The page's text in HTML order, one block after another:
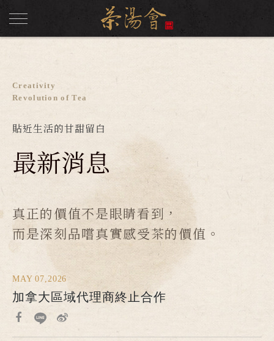
Creativity
Revolution of Tea
貼近生活的甘甜留白
最新消息
真正的價值不是眼睛看到，
而是深刻品嚐真實感受茶的價值。
MAY 07,2026
加拿大區域代理商終止合作